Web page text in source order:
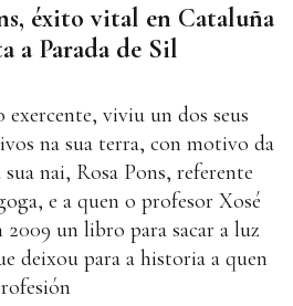
éxito vital en Cataluña
a Parada de Sil
exercente, viviu un dos seus
na sua terra, con motivo da
nai, Rosa Pons, referente
e a quen o profesor Xosé
un libro para sacar a luz
deixou para a historia a quen